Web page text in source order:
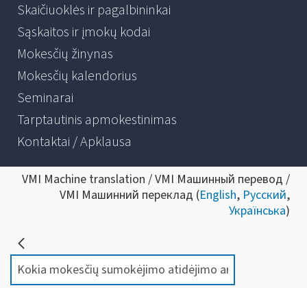
Skaičiuoklės ir pagalbininkai
Sąskaitos ir įmokų kodai
Mokesčių žinynas
Mokesčių kalendorius
Seminarai
Tarptautinis apmokestinimas
Kontaktai / Apklausa
VMI Machine translation / VMI Машинный перевод /
VMI Машинний переклад (English, Русский,
Українська)